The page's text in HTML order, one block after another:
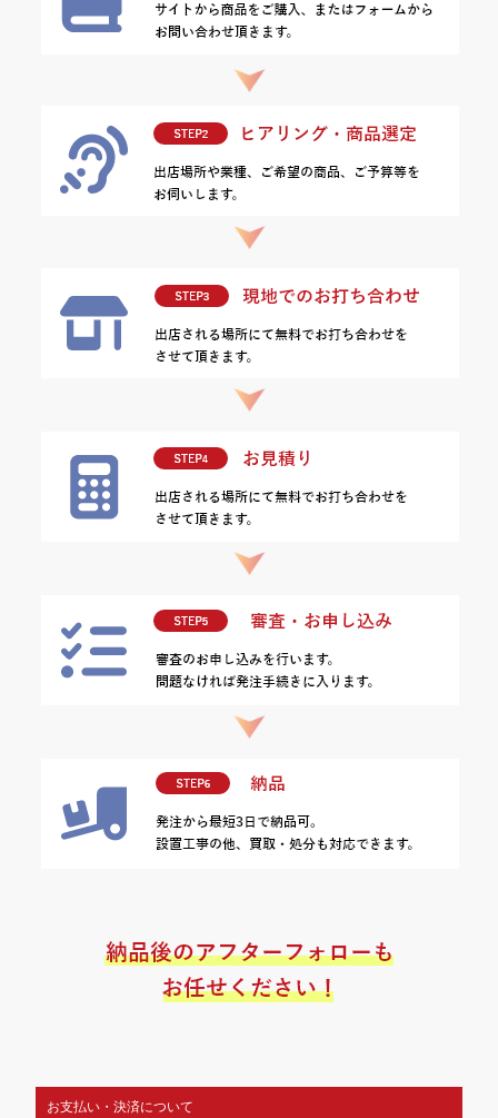
お支払い・決済について